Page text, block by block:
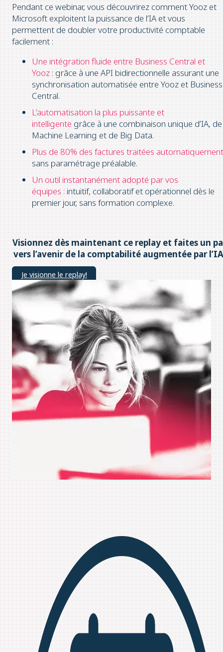
Pendant ce webinar, vous découvrirez comment Yooz et
Microsoft exploitent la puissance de l’IA et vous
permettent de doubler votre productivité comptable
facilement :
Une intégration fluide entre Business Central et
Yooz : grâce à une API bidirectionnelle assurant une
synchronisation automatisée entre Yooz et Business
Central.
L’automatisation la plus puissante et
intelligente grâce à une combinaison unique d’IA, de
Machine Learning et de Big Data.
Plus de 80% des factures traitées
sans paramétrage préalable.
Un outil instantanément adopté par vos
équipes : intuitif, collaboratif et opérationnel dès le
premier jour, sans formation complexe.
Visionnez dès maintenant ce replay et faites un
vers l’avenir de la comptabilité augmentée par
Je visionne le replay!